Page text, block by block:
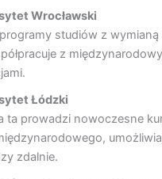
Wrocławski
studiów z wymianą
z
Łódzki
ta prowadzi nowoczesne
zdalnie.